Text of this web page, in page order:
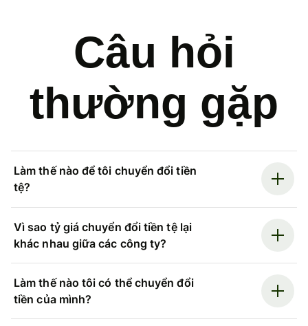
Câu hỏi
thường gặp
Làm thế nào để tôi chuyển đổi tiền
tệ?
Vì sao tỷ giá chuyển đổi tiền tệ lại
khác nhau giữa các công ty?
Làm thế nào tôi có thể chuyển đổi
tiền của mình?